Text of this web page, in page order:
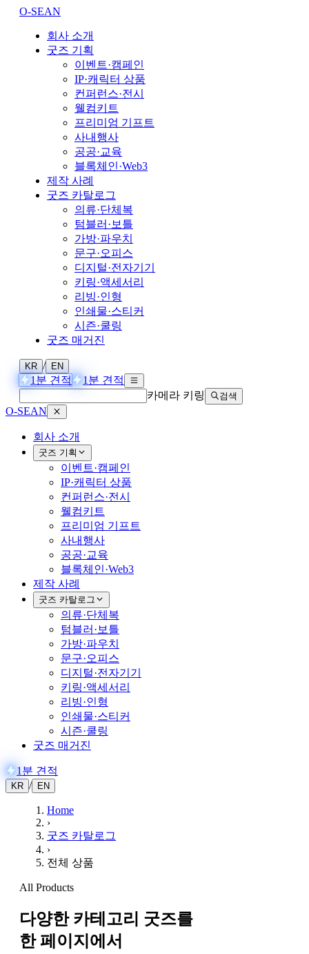
O-SEAN
회사 소개
굿즈 기획
이벤트·캠페인
IP·캐릭터 상품
컨퍼런스·전시
웰컴키트
프리미엄 기프트
사내행사
공공·교육
블록체인·Web3
제작 사례
굿즈 카탈로그
의류·단체복
텀블러·보틀
가방·파우치
문구·오피스
디지털·전자기기
키링·액세서리
리빙·인형
인쇄물·스티커
시즌·쿨링
굿즈 매거진
KR / EN
1분 견적
1분 견적
카메라 키링
검색
O-SEAN
회사 소개
굿즈 기획
이벤트·캠페인
IP·캐릭터 상품
컨퍼런스·전시
웰컴키트
프리미엄 기프트
사내행사
공공·교육
블록체인·Web3
제작 사례
굿즈 카탈로그
의류·단체복
텀블러·보틀
가방·파우치
문구·오피스
디지털·전자기기
키링·액세서리
리빙·인형
인쇄물·스티커
시즌·쿨링
굿즈 매거진
1분 견적
KR / EN
Home
›
굿즈 카탈로그
›
전체 상품
All Products
다양한 카테고리 굿즈를
한 페이지에서